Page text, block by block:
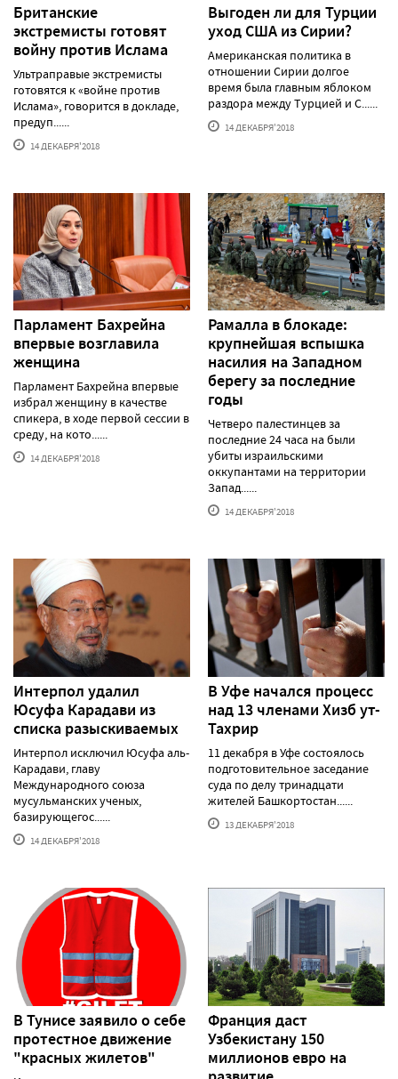
Британские
экстремисты готовят
войну против Ислама
Ультраправые экстремисты
готовятся к «войне против
Ислама», говорится в докладе,
предуп......
14 ДЕКАБРЯ'2018
Выгоден ли для Турции
уход США из Сирии?
Американская политика в
отношении Сирии долгое
время была главным яблоком
раздора между Турцией и С......
14 ДЕКАБРЯ'2018
Парламент Бахрейна
впервые возглавила
женщина
Парламент Бахрейна впервые
избрал женщину в качестве
спикера, в ходе первой сессии в
среду, на кото......
14 ДЕКАБРЯ'2018
Рамалла в блокаде:
крупнейшая вспышка
насилия на Западном
берегу за последние
годы
Четверо палестинцев за
последние 24 часа на были
убиты израильскими
оккупантами на территории
Запад......
14 ДЕКАБРЯ'2018
Интерпол удалил
Юсуфа Карадави из
списка разыскиваемых
Интерпол исключил Юсуфа аль-
Карадави, главу
Международного союза
мусульманских ученых,
базирующегос......
14 ДЕКАБРЯ'2018
В Уфе начался процесс
над 13 членами Хизб ут-
Тахрир
11 декабря в Уфе состоялось
подготовительное заседание
суда по делу тринадцати
жителей Башкортостан......
13 ДЕКАБРЯ'2018
В Тунисе заявило о себе
протестное движение
"красных жилетов"
Франция даст
Узбекистану 150
миллионов евро на